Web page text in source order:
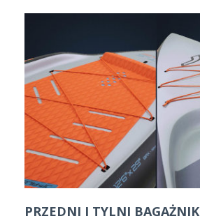
PRZEDNI I TYLNI BAGAŻNIK